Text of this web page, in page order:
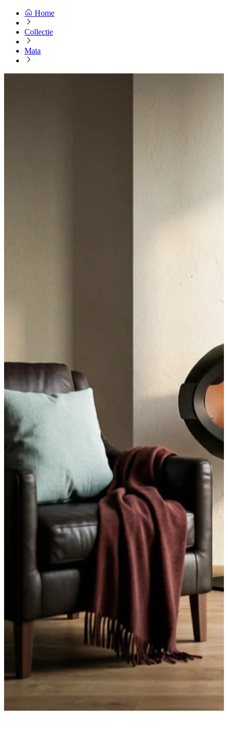
Home
Collectie
Mata